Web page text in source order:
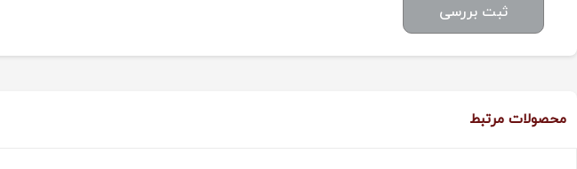
ثبت بررسی
محصولات مرتبط